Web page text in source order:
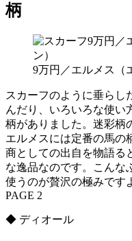
柄
9万円／エルメス（
スカーフのように垂らし
んだり、いろいろな使い
柄がありました。迷彩柄
エルメスには定番の馬の
商としての出自を物語る
な逸品なのです。こんな
使うのが贅沢の極みです
PAGE 2
◆ ディオール